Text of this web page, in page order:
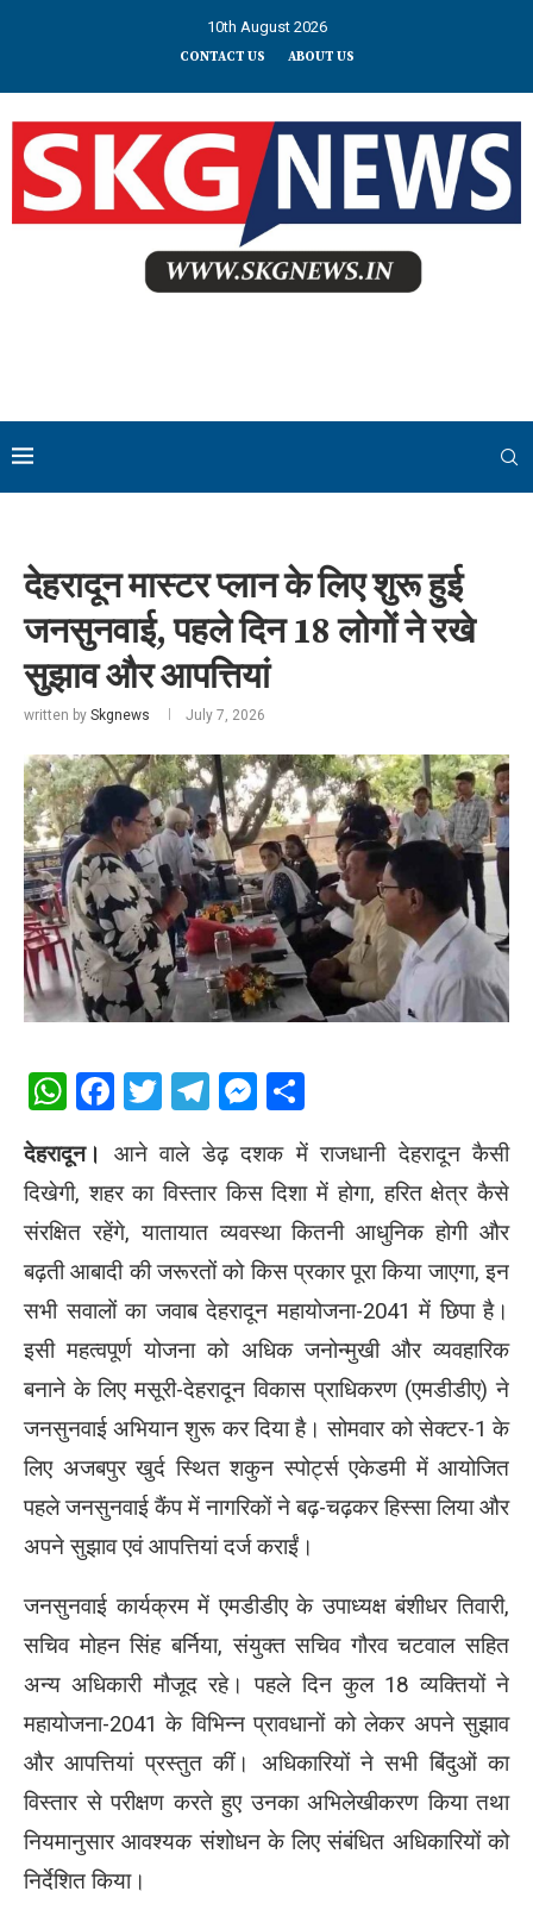
10th August 2026
CONTACT US ABOUT US
देहरादून मास्टर प्लान के लिए शुरू हुई
जनसुनवाई, पहले दिन 18 लोगों ने रखे
सुझाव और आपत्तियां
written by Skgnews July 7, 2026
WhatsApp
Facebook
Twitter
Telegram
Messenger
देहरादून।
आने वाले डेढ़ दशक में राजधानी देहरादून कैसी
दिखेगी, शहर का विस्तार किस दिशा में होगा, हरित क्षेत्र कैसे
संरक्षित रहेंगे, यातायात व्यवस्था कितनी आधुनिक होगी और
बढ़ती आबादी की जरूरतों को किस प्रकार पूरा किया जाएगा, इन
सभी सवालों का जवाब देहरादून महायोजना-2041 में छिपा है।
इसी महत्वपूर्ण योजना को अधिक जनोन्मुखी और व्यवहारिक
बनाने के लिए मसूरी-देहरादून विकास प्राधिकरण (एमडीडीए) ने
जनसुनवाई अभियान शुरू कर दिया है। सोमवार को सेक्टर-1 के
लिए अजबपुर खुर्द स्थित शकुन स्पोर्ट्स एकेडमी में आयोजित
पहले जनसुनवाई कैंप में नागरिकों ने बढ़-चढ़कर हिस्सा लिया और
अपने सुझाव एवं आपत्तियां दर्ज कराईं।
जनसुनवाई कार्यक्रम में एमडीडीए के उपाध्यक्ष बंशीधर तिवारी,
सचिव मोहन सिंह बर्निया, संयुक्त सचिव गौरव चटवाल सहित
अन्य अधिकारी मौजूद रहे। पहले दिन कुल 18 व्यक्तियों ने
महायोजना-2041 के विभिन्न प्रावधानों को लेकर अपने सुझाव
और आपत्तियां प्रस्तुत कीं। अधिकारियों ने सभी बिंदुओं का
विस्तार से परीक्षण करते हुए उनका अभिलेखीकरण किया तथा
नियमानुसार आवश्यक संशोधन के लिए संबंधित अधिकारियों को
निर्देशित किया।